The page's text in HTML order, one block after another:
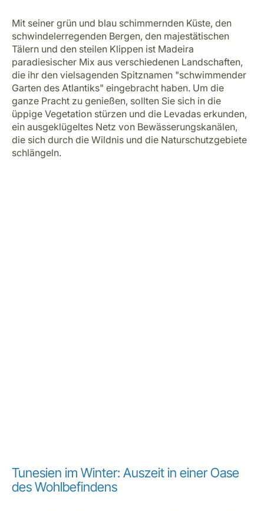
Mit seiner grün und blau schimmernden Küste, den
schwindelerregenden Bergen, den majestätischen
Tälern und den steilen Klippen ist Madeira
paradiesischer Mix aus verschiedenen Landschaften,
die ihr den vielsagenden Spitznamen "schwimmender
Garten des Atlantiks" eingebracht haben. Um die
ganze Pracht zu genießen, sollten Sie sich in die
üppige Vegetation stürzen und die Levadas erkunden,
ein ausgeklügeltes Netz von Bewässerungskanälen,
die sich durch die Wildnis und die Naturschutzgebiete
schlängeln.
Tunesien im Winter: Auszeit in einer Oase
des Wohlbefindens